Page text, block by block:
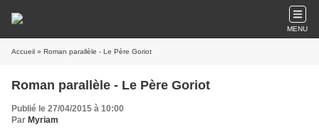
MENU
Accueil » Roman parallèle - Le Père Goriot
Roman parallèle - Le Père Goriot
Publié le 27/04/2015 à 10:00
Par Myriam